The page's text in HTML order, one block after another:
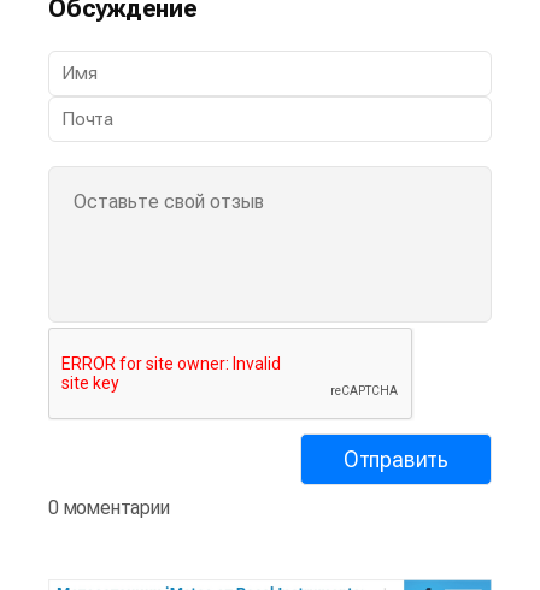
Обсуждение
0 моментарии